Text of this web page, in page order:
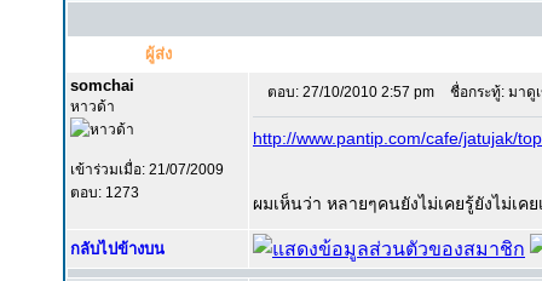
ผู้ส่ง
somchai
หาวด้า
เข้าร่วมเมื่อ: 21/07/2009
ตอบ: 1273
ตอบ: 27/10/2010 2:57 pm ชื่อกระทู้: มาดู
http://www.pantip.com/cafe/jatujak/
ผมเห็นว่า หลายๆคนยังไม่เคยรู้ยังไม่เค
กลับไปข้างบน